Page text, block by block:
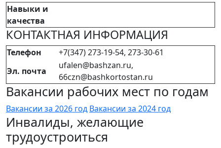
Навыки и
качества
КОНТАКТНАЯ ИНФОРМАЦИЯ
Телефон
+7(347) 273-19-54, 273-30-61
Эл. почта
ufalen@bashzan.ru,
66czn@bashkortostan.ru
Вакансии рабочих мест по годам
Вакансии за 2026 год Вакансии за 2024 год
Инвалиды, желающие
трудоустроиться